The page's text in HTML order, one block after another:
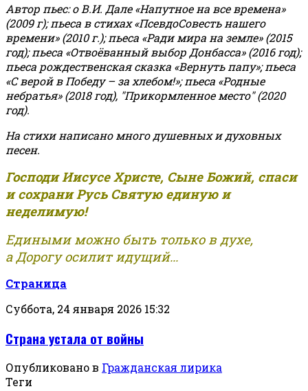
Автор пьес: о В.И. Дале «Напутное на все времена»
(2009 г); пьеса в стихах «ПсевдоСовесть нашего
времени» (2010 г.); пьеса «Ради мира на земле» (2015
год); пьеса «Отвоёванный выбор Донбасса» (2016 год);
пьеса рождественская сказка «Вернуть папу»; пьеса
«С верой в Победу – за хлебом!»;пьеса «Родные
небратья» (2018 год), "Прикормленное место" (2020
год).
На стихи написано много душевных и духовных
песен.
Господи Иисусе Христе, Сыне Божий, спаси
и сохрани Русь Святую единую и
неделимую!
Едиными можно быть только в духе,
а Дорогу осилит идущий...
Страница
Суббота, 24 января 2026 15:32
Страна устала от войны
Опубликовано в Гражданская лирика
Теги